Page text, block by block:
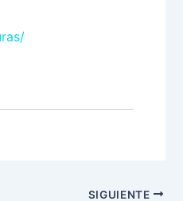
SIGUIENTE